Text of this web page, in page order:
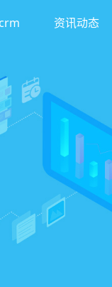
资讯动态